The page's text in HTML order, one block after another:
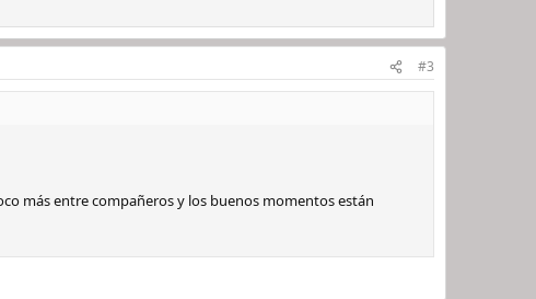
#3
más entre compañeros y los buenos momentos están